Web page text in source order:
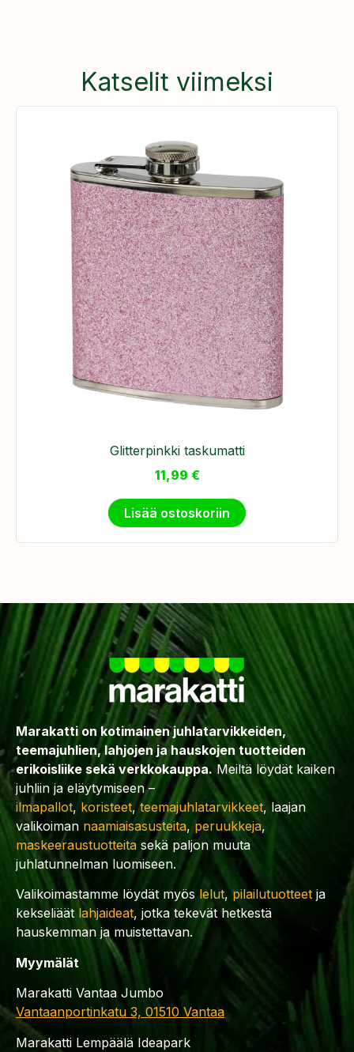
Katselit viimeksi
​Glitterpinkki taskumatti
11,99 €
Lisää ostoskoriin
Marakatti on kotimainen juhlatarvikkeiden,
teemajuhlien, lahjojen ja hauskojen tuotteiden
erikoisliike sekä verkkokauppa. Meiltä löydät kaiken
juhliin ja eläytymiseen –
ilmapallot, koristeet,teemajuhlatarvikkeet, laajan
valikoiman naamiaisasusteita, peruukkeja,
maskeeraustuotteita sekä paljon muuta
juhlatunnelman luomiseen.
Valikoimastamme löydät myös lelut,pilailutuotteet ja
kekseliäät lahjaideat, jotka tekevät hetkestä
hauskemman ja muistettavan.
Myymälät
Marakatti Vantaa Jumbo
Vantaanportinkatu 3, 01510 Vantaa
Marakatti Lempäälä Ideapark